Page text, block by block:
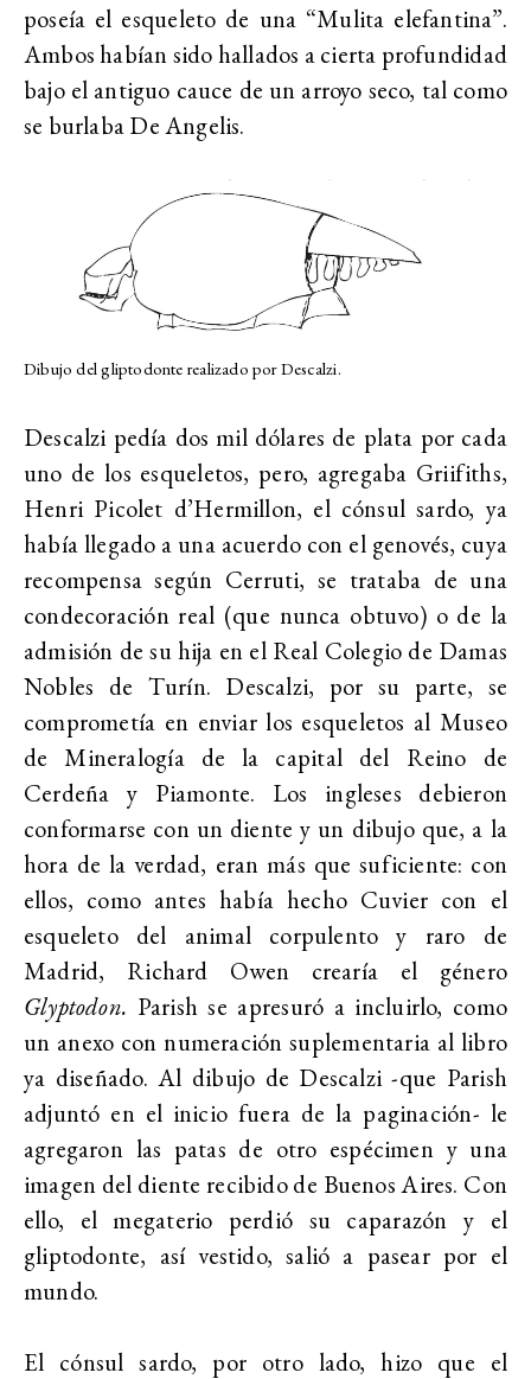
poseía el esqueleto de una “Mulita elefantina”.
Ambos habían sido hallados a cierta profundidad
bajo el antiguo cauce de un arroyo seco, tal como
se burlaba De Angelis.
Dibujo del gliptodonte realizado por Descalzi.
Descalzi pedía dos mil dólares de plata por cada
uno de los esqueletos, pero, agregaba Griifiths,
Henri Picolet d’Hermillon, el cónsul sardo, ya
había llegado a una acuerdo con el genovés, cuya
recompensa según Cerruti, se trataba de una
condecoración real (que nunca obtuvo) o de la
admisión de su hija en el Real Colegio de Damas
Nobles de Turín. Descalzi, por su parte, se
comprometía en enviar los esqueletos al Museo
de Mineralogía de la capital del Reino de
Cerdeña y Piamonte. Los ingleses debieron
conformarse con un diente y un dibujo que, a la
hora de la verdad, eran más que suficiente: con
ellos, como antes había hecho Cuvier con el
esqueleto del animal corpulento y raro de
Madrid, Richard Owen crearía el género
Glyptodon. Parish se apresuró a incluirlo, como
un anexo con numeración suplementaria al libro
ya diseñado. Al dibujo de Descalzi -que Parish
adjuntó en el inicio fuera de la paginación- le
agregaron las patas de otro espécimen y una
imagen del diente recibido de Buenos Aires. Con
ello, el megaterio perdió su caparazón y el
gliptodonte, así vestido, salió a pasear por el
mundo.
El cónsul sardo, por otro lado, hizo que el